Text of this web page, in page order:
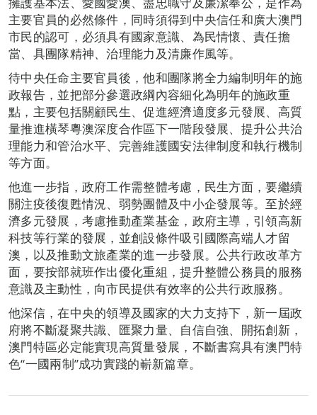
主要官員的必然條件，同時須得到中央信任和廣大澳門
市民的認可，必須具有國家意識、為民情懷、責任擔
當、具團隊精神、治理能力及清廉作風等。
待中央任命主要官員後，他和團隊將全力編制明年的施
政報告，並把部分參選政綱內容細化為明年的施政重
點，主要包括關顧民生、促進經濟適度多元發展、高質
量推進橫琴粵澳深度合作區下一階段發展、提升公共治
理能力和管治水平、完善維護國安法律制度和執行機制
等方面。
他進一步指，政府工作需整體考慮，民生方面，要繼續
關注疫後復甦情況、弱勢團體及中小企發展等。至於經
濟多元發展，考慮推動產業基金，政府主導，引領高新
科技等行業的發展，並創設條件吸引國際高端人才留
澳，以及推動文旅產業的進一步發展。公共行政改革方
面，要按部就班作出優化重組，提升整體公務員的服務
意識及主動性，向市民提供有效率的公共行政服務。
他深信，在中央的領導及國家的大力支持下，新一屆政
府將不斷凝聚共識、匯聚力量、自信自強、開拓創新，
澳門特區必定能實現高質量發展，不斷書寫具有澳門特
色“一國兩制”成功實踐的嶄新篇章。